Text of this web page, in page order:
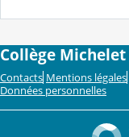
Collège Michelet
Contacts Mentions légales
Données personnelles